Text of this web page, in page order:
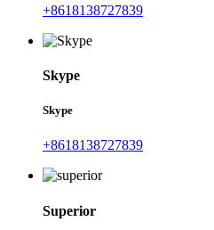
Skype
Skype
+8618138727839
Superior